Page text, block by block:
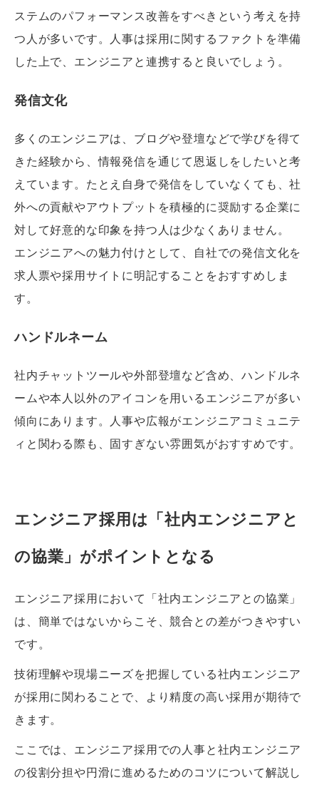
ステムのパフォーマンス改善をすべきという考えを持
つ人が多いです。人事は採用に関するファクトを準備
した上で、エンジニアと連携すると良いでしょう。
発信文化
多くのエンジニアは、ブログや登壇などで学びを得て
きた経験から、情報発信を通じて恩返しをしたいと考
えています。たとえ自身で発信をしていなくても、社
外への貢献やアウトプットを積極的に奨励する企業に
対して好意的な印象を持つ人は少なくありません。
エンジニアへの魅力付けとして、自社での発信文化を
求人票や採用サイトに明記することをおすすめしま
す。
ハンドルネーム
社内チャットツールや外部登壇など含め、ハンドルネ
ームや本人以外のアイコンを用いるエンジニアが多い
傾向にあります。人事や広報がエンジニアコミュニテ
ィと関わる際も、固すぎない雰囲気がおすすめです。
エンジニア採用は「社内エンジニアと
の協業」がポイントとなる
エンジニア採用において「社内エンジニアとの協業」
は、簡単ではないからこそ、競合との差がつきやすい
です。
技術理解や現場ニーズを把握している社内エンジニア
が採用に関わることで、より精度の高い採用が期待で
きます。
ここでは、エンジニア採用での人事と社内エンジニア
の役割分担や円滑に進めるためのコツについて解説し